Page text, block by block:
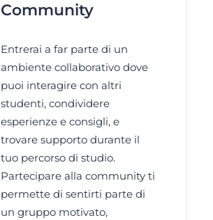
Community
Entrerai a far parte di un
ambiente collaborativo dove
puoi interagire con altri
studenti, condividere
esperienze e consigli, e
trovare supporto durante il
tuo percorso di studio.
Partecipare alla community ti
permette di sentirti parte di
un gruppo motivato,